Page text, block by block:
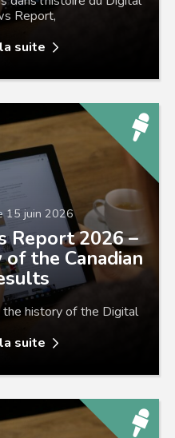
Report,
suite
15 juin 2026
Report 2026 –
the Canadian
history of the Digital
suite